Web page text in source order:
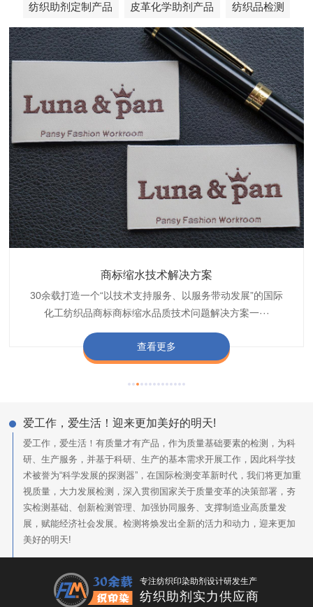
纺织助剂定制产品 皮革化学助剂产品 纺织品检测
商标缩水技术解决方案
30余载打造一个“以技术支持服务、以服务带动发展”的国际
化工纺织品商标商标缩水品质技术问题解决方案一···
查看更多
织带商标防水技术解决方案
博准公司专注于织带商标防水技术解决方案30余载,励志于
纺织品商标企业打造含油量超标品质技术问题解决方···
查看更多
服装颜色不匀技术解决方案
博准是一家专注30余载设计研发织唛印唛商标、织带服装颜
色不匀品质技术问题解决方案一站式服务提供商,技···
查看更多
纺织品阻燃母粒
博准致力于成为纺织品商标阻燃母粒剂,TF-W760,TF-W760
阻燃母粒剂加工定制服务实力提供商,···
查看更多
爱工作，爱生活！迎来更加美好的明天!
爱工作，爱生活！有质量才有产品，作为质量基础要素的检测，为科
研、生产服务，并基于科研、生产的基本需求开展工作，因此科学技
术被誉为“科学发展的探测器”，在国际检测变革新时代，我们将更加重
视质量，大力发展检测，深入贯彻国家关于质量变革的决策部署，夯
实检测基础、创新检测管理、加强协同服务、支撑制造业高质量发
展，赋能经济社会发展。检测将焕发出全新的活力和动力，迎来更加
美好的明天!
专注纺织印染助剂设计研发生产
纺织助剂实力供应商